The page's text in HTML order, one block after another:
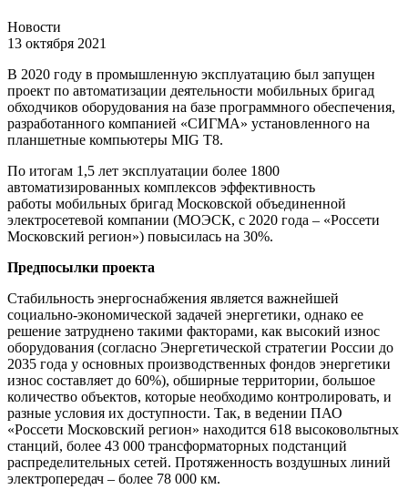
Новости
13 октября 2021
В 2020 году в промышленную эксплуатацию был запущен
проект по автоматизации деятельности мобильных бригад
обходчиков оборудования на базе программного обеспечения,
разработанного компанией «СИГМА» установленного на
планшетные компьютеры MIG T8.
По итогам 1,5 лет эксплуатации более 1800
автоматизированных комплексов эффективность
работы мобильных бригад Московской объединенной
электросетевой компании (МОЭСК, с 2020 года – «Россети
Московский регион») повысилась на 30%.
Предпосылки проекта
Стабильность энергоснабжения является важнейшей
социально-экономической задачей энергетики, однако ее
решение затруднено такими факторами, как высокий износ
оборудования (согласно Энергетической стратегии России до
2035 года у основных производственных фондов энергетики
износ составляет до 60%), обширные территории, большое
количество объектов, которые необходимо контролировать, и
разные условия их доступности. Так, в ведении ПАО
«Россети Московский регион» находится 618 высоковольтных
станций, более 43 000 трансформаторных подстанций
распределительных сетей. Протяженность воздушных линий
электропередач – более 78 000 км.